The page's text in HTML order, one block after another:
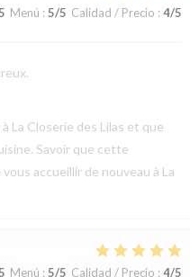
Menú : 5/5 Calidad / Precio : 4/5
La Closerie des Lilas et que
Savoir que cette
accueillir de nouveau à La
Menú : 5/5 Calidad / Precio : 4/5